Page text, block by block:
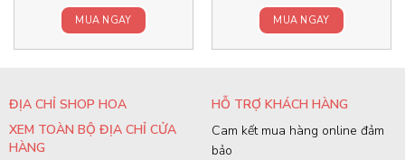
MUA NGAY MUA NGAY
ĐỊA CHỈ SHOP HOA
XEM TOÀN BỘ ĐỊA CHỈ CỬA
HÀNG
HỖ TRỢ KHÁCH HÀNG
Cam kết mua hàng online đảm
bảo